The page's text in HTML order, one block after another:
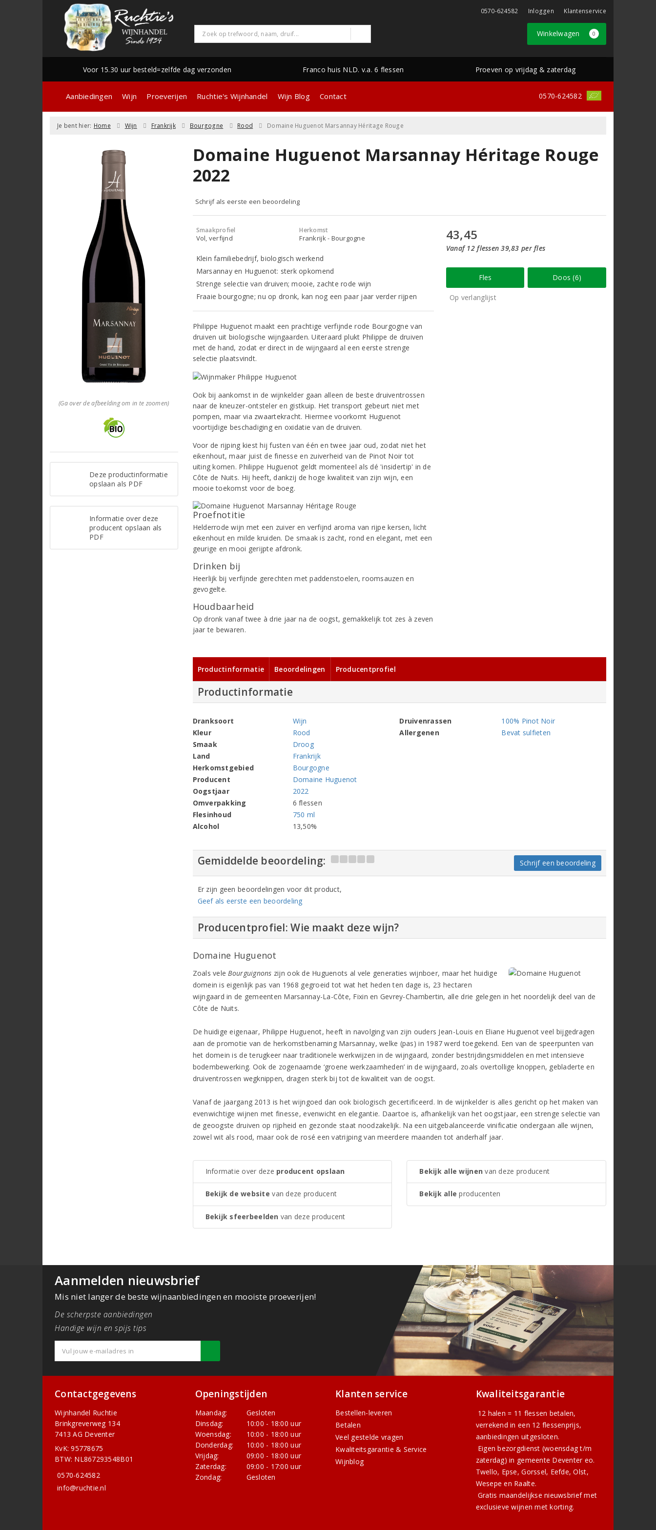
0570-624582 Inloggen Klantenservice
Winkelwagen 0
Voor 15.30 uur besteld=zelfde dag verzonden Franco huis NLD. v.a. 6 flessen Proeven op vrijdag & zaterdag
Aanbiedingen Wijn Proeverijen Ruchtie's Wijnhandel Wijn Blog Contact 0570-624582
Je bent hier: Home Wijn Frankrijk Bourgogne Rood Domaine Huguenot Marsannay Héritage Rouge
(Ga over de afbeelding om in te zoomen)
Deze productinformatie
opslaan als PDF
Informatie over deze
producent opslaan als
PDF
Domaine Huguenot Marsannay Héritage Rouge
2022
Schrijf als eerste een beoordeling
Smaakprofiel
Vol, verfijnd
Herkomst
Frankrijk - Bourgogne
Klein familiebedrijf, biologisch werkend
Marsannay en Huguenot: sterk opkomend
Strenge selectie van druiven; mooie, zachte rode wijn
Fraaie bourgogne; nu op dronk, kan nog een paar jaar verder rijpen
Philippe Huguenot maakt een prachtige verfijnde rode Bourgogne van
druiven uit biologische wijngaarden. Uiteraard plukt Philippe de druiven
met de hand, zodat er direct in de wijngaard al een eerste strenge
selectie plaatsvindt.
Ook bij aankomst in de wijnkelder gaan alleen de beste druiventrossen
naar de kneuzer-ontsteler en gistkuip. Het transport gebeurt niet met
pompen, maar via zwaartekracht. Hiermee voorkomt Huguenot
voortijdige beschadiging en oxidatie van de druiven.
Voor de rijping kiest hij fusten van één en twee jaar oud, zodat niet het
eikenhout, maar juist de finesse en zuiverheid van de Pinot Noir tot
uiting komen. Philippe Huguenot geldt momenteel als dé 'insidertip' in de
Côte de Nuits. Hij heeft, dankzij de hoge kwaliteit van zijn wijn, een
mooie toekomst voor de boeg.
Proefnotitie
Helderrode wijn met een zuiver en verfijnd aroma van rijpe kersen, licht
eikenhout en milde kruiden. De smaak is zacht, rond en elegant, met een
geurige en mooi gerijpte afdronk.
Drinken bij
Heerlijk bij verfijnde gerechten met paddenstoelen, roomsauzen en
gevogelte.
Houdbaarheid
Op dronk vanaf twee à drie jaar na de oogst, gemakkelijk tot zes à zeven
jaar te bewaren.
43,45
Vanaf 12 flessen 39,83 per fles
Fles Doos (6)
Op verlanglijst
Productinformatie Beoordelingen Producentprofiel
Productinformatie
Dranksoort
Wijn
Kleur
Rood
Smaak
Droog
Land
Frankrijk
Herkomstgebied
Bourgogne
Producent
Domaine Huguenot
Oogstjaar
2022
Omverpakking
6 flessen
Flesinhoud
750 ml
Alcohol
13,50%
Druivenrassen
100% Pinot Noir
Allergenen
Bevat sulfieten
Gemiddelde beoordeling: Schrijf een beoordeling
Er zijn geen beoordelingen voor dit product,
Geef als eerste een beoordeling
Producentprofiel: Wie maakt deze wijn?
Domaine Huguenot
Zoals veleBourguignons zijn ook de Huguenots al vele generaties wijnboer, maar het huidige
domein is eigenlijk pas van 1968 gegroeid tot wat het heden ten dage is, 23 hectaren
wijngaard in de gemeenten Marsannay-La-Côte, Fixin en Gevrey-Chambertin, alle drie gelegen in het noordelijk deel van de
Côte de Nuits.
De huidige eigenaar, Philippe Huguenot, heeft in navolging van zijn ouders Jean-Louis en Eliane Huguenot veel bijgedragen
aan de promotie van de herkomstbenaming Marsannay, welke (pas) in 1987 werd toegekend. Een van de speerpunten van
het domein is de terugkeer naar traditionele werkwijzen in de wijngaard, zonder bestrijdingsmiddelen en met intensieve
bodembewerking. Ook de zogenaamde ‘groene werkzaamheden’ in de wijngaard, zoals overtollige knoppen, gebladerte en
druiventrossen wegknippen, dragen sterk bij tot de kwaliteit van de oogst.
Vanaf de jaargang 2013 is het wijngoed dan ook biologisch gecertificeerd. In de wijnkelder is alles gericht op het maken van
evenwichtige wijnen met finesse, evenwicht en elegantie. Daartoe is, afhankelijk van het oogstjaar, een strenge selectie van
de geoogste druiven op rijpheid en gezonde staat noodzakelijk. Na een uitgebalanceerde vinificatie ondergaan alle wijnen,
zowel wit als rood, maar ook de rosé een vatrijping van meerdere maanden tot anderhalf jaar.
Informatie over deze producent opslaan
Bekijk de website van deze producent
Bekijk sfeerbeelden van deze producent
Bekijk alle wijnen van deze producent
Bekijk alle producenten
Aanmelden nieuwsbrief
Mis niet langer de beste wijnaanbiedingen en mooiste proeverijen!
De scherpste aanbiedingen
Handige wijn en spijs tips
Contactgegevens
Wijnhandel Ruchtie
Brinkgreverweg 134
7413 AG Deventer
KvK: 95778675
BTW: NL867293548B01
0570-624582
info@ruchtie.nl
Openingstijden
Maandag:
Gesloten
Dinsdag:
10:00 - 18:00 uur
Woensdag:
10:00 - 18:00 uur
Donderdag:
10:00 - 18:00 uur
Vrijdag:
09:00 - 18:00 uur
Zaterdag:
09:00 - 17:00 uur
Zondag:
Gesloten
Klanten service
Bestellen-leveren
Betalen
Veel gestelde vragen
Kwaliteitsgarantie & Service
Wijnblog
Kwaliteitsgarantie
12 halen = 11 flessen betalen,
verrekend in een 12 flessenprijs,
aanbiedingen uitgesloten.
Eigen bezorgdienst (woensdag t/m
zaterdag) in gemeente Deventer eo.
Twello, Epse, Gorssel, Eefde, Olst,
Wesepe en Raalte.
Gratis maandelijkse nieuwsbriefmet
exclusieve wijnen met korting.